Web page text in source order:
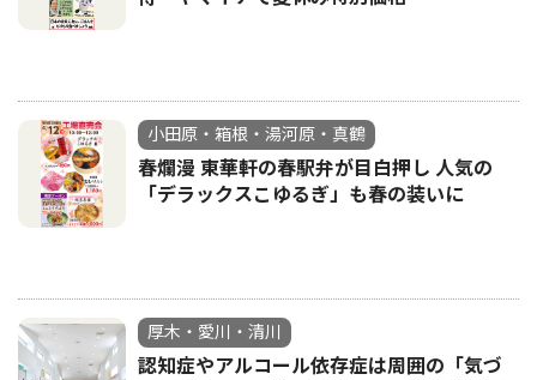
小田原・箱根・湯河原・真鶴
春爛漫 東華軒の春駅弁が目白押し 人気の
「デラックスこゆるぎ」も春の装いに
厚木・愛川・清川
認知症やアルコール依存症は周囲の「気づ